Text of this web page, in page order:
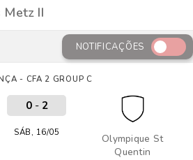
II
NOTIFICAÇÕES
- CFA 2 GROUP C
Olympique St
Quentin
0- 2
SÁB, 16/05